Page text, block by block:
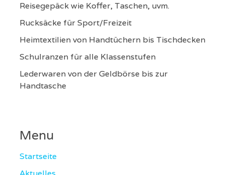
Reisegepäck wie Koffer, Taschen, uvm.
Rucksäcke für Sport/Freizeit
Heimtextilien von Handtüchern bis Tischdecken
Schulranzen für alle Klassenstufen
Lederwaren von der Geldbörse bis zur
Handtasche
Menu
Startseite